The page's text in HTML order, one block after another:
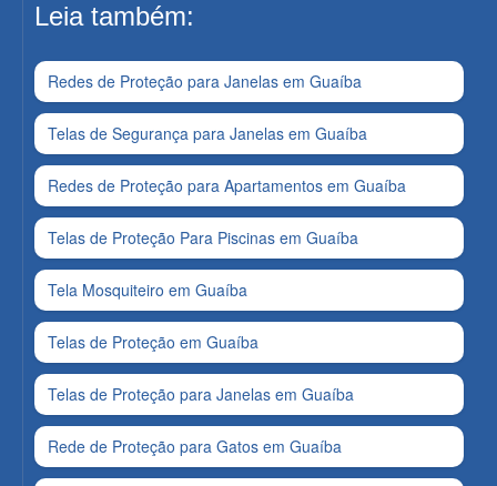
Leia também:
Redes de Proteção para Janelas em Guaíba
Telas de Segurança para Janelas em Guaíba
Redes de Proteção para Apartamentos em Guaíba
Telas de Proteção Para Piscinas em Guaíba
Tela Mosquiteiro em Guaíba
Telas de Proteção em Guaíba
Telas de Proteção para Janelas em Guaíba
Rede de Proteção para Gatos em Guaíba